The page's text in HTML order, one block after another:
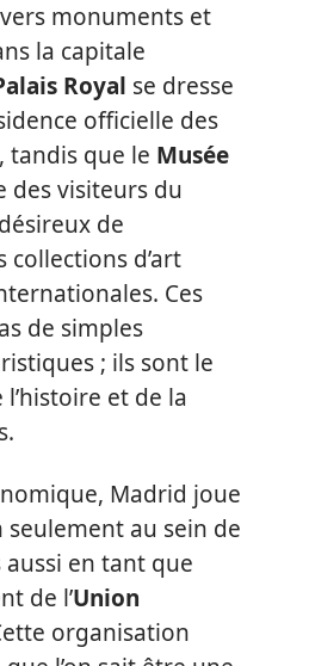
monuments et
la capitale
Royal se dresse
officielle des
tandis que le Musée
des visiteurs du
de
collections d’art
Ces
de simples
; ils sont le
et de la
Madrid joue
au sein de
aussi en tant que
de l’Union
organisation